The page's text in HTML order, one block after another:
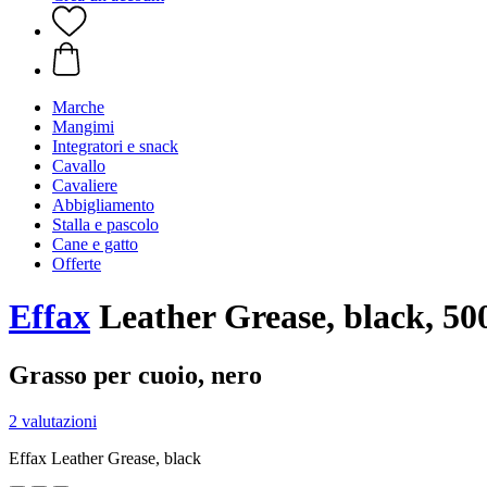
Marche
Mangimi
Integratori e snack
Cavallo
Cavaliere
Abbigliamento
Stalla e pascolo
Cane e gatto
Offerte
Effax Leather Grease, black,
Grasso per cuoio, nero
2 valutazioni
Effax Leather Grease, black